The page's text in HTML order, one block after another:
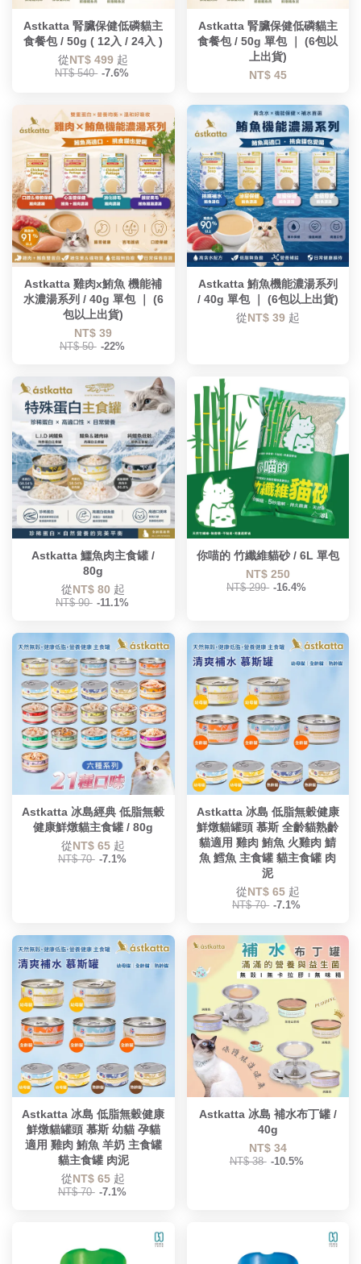
Astkatta 腎臟保健低磷貓主
食餐包 / 50g ( 12入 / 24入 )
從NT$ 499 起
NT$ 540 -7.6%
Astkatta 腎臟保健低磷貓主
食餐包 / 50g 單包 ｜ (6包以
上出貨)
NT$ 45
Astkatta 雞肉x鮪魚 機能補
水濃湯系列 / 40g 單包 ｜ (6
包以上出貨)
NT$ 39
NT$ 50 -22%
Astkatta 鮪魚機能濃湯系列
/ 40g 單包 ｜ (6包以上出貨)
從NT$ 39 起
Astkatta 鱷魚肉主食罐 /
80g
從NT$ 80 起
NT$ 90 -11.1%
你喵的 竹纖維貓砂 / 6L 單包
NT$ 250
NT$ 299 -16.4%
Astkatta 冰島經典 低脂無穀
健康鮮燉貓主食罐 / 80g
從NT$ 65 起
NT$ 70 -7.1%
Astkatta 冰島 低脂無穀健康
鮮燉貓罐頭 慕斯 全齡貓熟齡
貓適用 雞肉 鮪魚 火雞肉 鯖
魚 鱈魚 主食罐 貓主食罐 肉
泥
從NT$ 65 起
NT$ 70 -7.1%
Astkatta 冰島 低脂無穀健康
鮮燉貓罐頭 慕斯 幼貓 孕貓
適用 雞肉 鮪魚 羊奶 主食罐
貓主食罐 肉泥
從NT$ 65 起
NT$ 70 -7.1%
Astkatta 冰島 補水布丁罐 /
40g
NT$ 34
NT$ 38 -10.5%